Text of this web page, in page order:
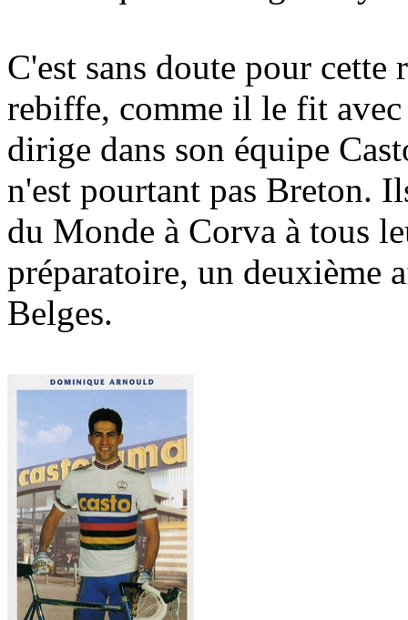
C'est sans doute pour
rebiffe, comme il le fit
dirige dans son équipe
n'est pourtant pas Breton.
du Monde à Corva à tous
préparatoire, un deuxième
Belges.